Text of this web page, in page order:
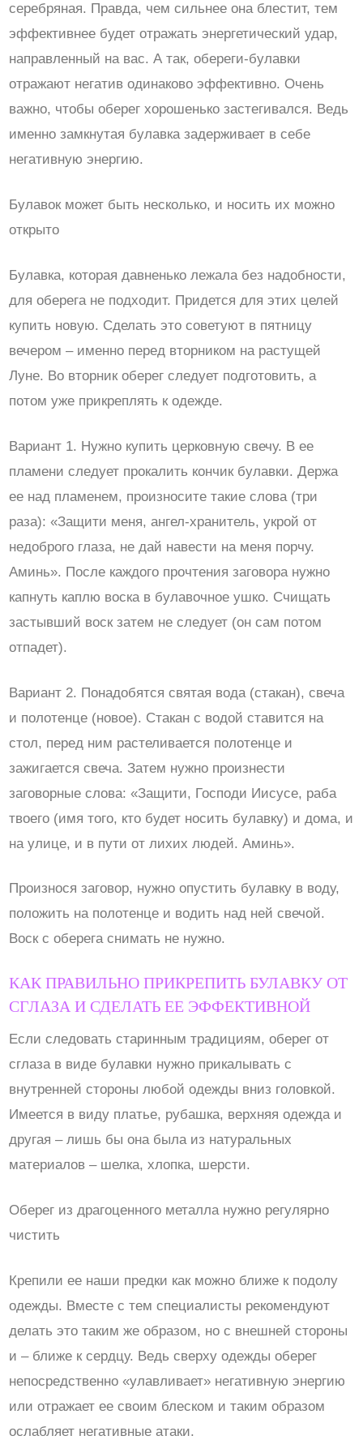
серебряная. Правда, чем сильнее она блестит, тем
эффективнее будет отражать энергетический удар,
направленный на вас. А так, обереги-булавки
отражают негатив одинаково эффективно. Очень
важно, чтобы оберег хорошенько застегивался. Ведь
именно замкнутая булавка задерживает в себе
негативную энергию.
Булавок может быть несколько, и носить их можно
открыто
Булавка, которая давненько лежала без надобности,
для оберега не подходит. Придется для этих целей
купить новую. Сделать это советуют в пятницу
вечером – именно перед вторником на растущей
Луне. Во вторник оберег следует подготовить, а
потом уже прикреплять к одежде.
Вариант 1. Нужно купить церковную свечу. В ее
пламени следует прокалить кончик булавки. Держа
ее над пламенем, произносите такие слова (три
раза): «Защити меня, ангел-хранитель, укрой от
недоброго глаза, не дай навести на меня порчу.
Аминь». После каждого прочтения заговора нужно
капнуть каплю воска в булавочное ушко. Счищать
застывший воск затем не следует (он сам потом
отпадет).
Вариант 2. Понадобятся святая вода (стакан), свеча
и полотенце (новое). Стакан с водой ставится на
стол, перед ним растеливается полотенце и
зажигается свеча. Затем нужно произнести
заговорные слова: «Защити, Господи Иисусе, раба
твоего (имя того, кто будет носить булавку) и дома, и
на улице, и в пути от лихих людей. Аминь».
Произнося заговор, нужно опустить булавку в воду,
положить на полотенце и водить над ней свечой.
Воск с оберега снимать не нужно.
КАК ПРАВИЛЬНО ПРИКРЕПИТЬ БУЛАВКУ ОТ
СГЛАЗА И СДЕЛАТЬ ЕЕ ЭФФЕКТИВНОЙ
Если следовать старинным традициям, оберег от
сглаза в виде булавки нужно прикалывать с
внутренней стороны любой одежды вниз головкой.
Имеется в виду платье, рубашка, верхняя одежда и
другая – лишь бы она была из натуральных
материалов – шелка, хлопка, шерсти.
Оберег из драгоценного металла нужно регулярно
чистить
Крепили ее наши предки как можно ближе к подолу
одежды. Вместе с тем специалисты рекомендуют
делать это таким же образом, но с внешней стороны
и – ближе к сердцу. Ведь сверху одежды оберег
непосредственно «улавливает» негативную энергию
или отражает ее своим блеском и таким образом
ослабляет негативные атаки.